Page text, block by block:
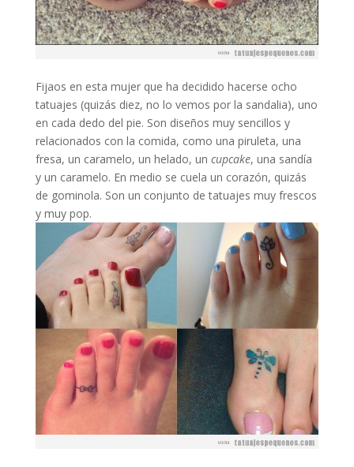
Fijaos en esta mujer que ha decidido hacerse ocho
tatuajes (quizás diez, no lo vemos por la sandalia), uno
en cada dedo del pie. Son diseños muy sencillos y
relacionados con la comida, como una piruleta, una
fresa, un caramelo, un helado, un cupcake, una sandía
y un caramelo. En medio se cuela un corazón, quizás
de gominola. Son un conjunto de tatuajes muy frescos
y muy pop.